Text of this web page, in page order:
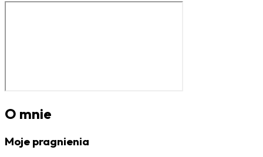
O mnie
Moje pragnienia